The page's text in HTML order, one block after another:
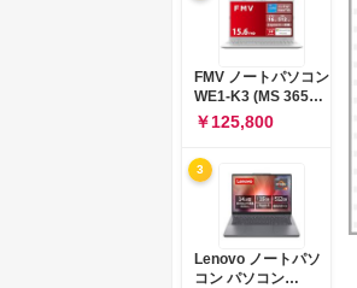
Windows 11
Microsoft Office
2024搭載 WPS
Office搭載 カメラシ
ャッター 指紋認証 薄
型 Copilotキー搭載
ナチュラルシルバー
FMV ノートパソコン
WE1-K3 (MS 365
Personal/Copilotキ
ー搭載/Win 11/15.6
型/Core
i5/16GB/SSD
512GB/ホワイト)
FMVWK3E15W_AZ
￥125,800
3
Lenovo ノートパソ
コン パソコン